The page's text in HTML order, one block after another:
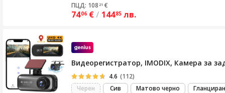
ПЦД: 108 21 €
7406 €/ 14485 лв.
Видеорегистратор, IMODIX, Камера за
4.6 (112)
Черен
Сив Матово черно